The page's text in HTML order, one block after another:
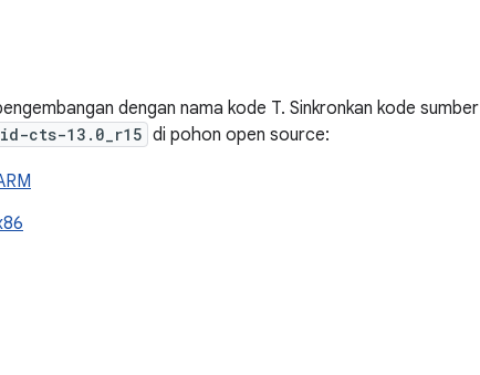
dengan nama kode T. Sinkronkan kode sumber
cts-13.0_r15 di pohon open source: